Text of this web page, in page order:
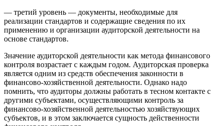
— третий уровень — документы, необходимые для
реализации стандартов и содержащие сведения по их
применению и организации аудиторской деятельности на
основе стандартов.
Значение аудиторской деятельности как метода финансового
контроля возрастает с каждым годом. Аудиторская проверка
является одним из средств обеспечения законности в
финансово-хозяйственной деятельности. Однако надо
помнить, что аудиторы должны работать в тесном контакте с
другими субъектами, осуществляющими контроль за
финансово-хозяйственной деятельностью хозяйствующих
субъектов, и в этом заключается сущность действенности